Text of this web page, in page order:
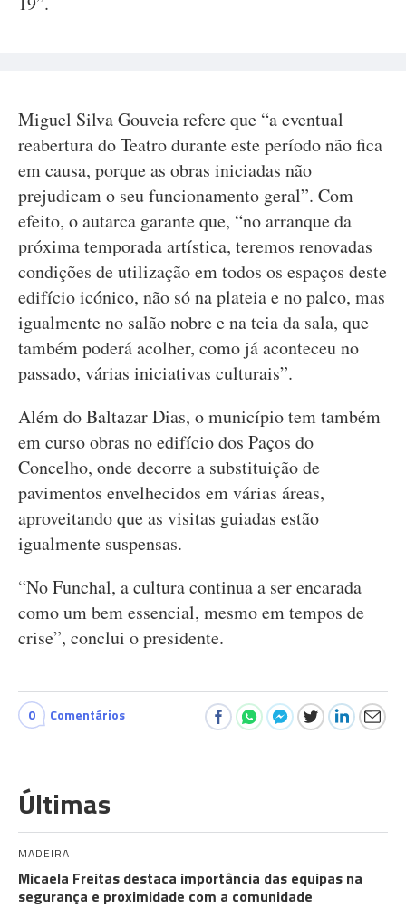
Miguel Silva Gouveia refere que “a eventual
reabertura do Teatro durante este período não fica
em causa, porque as obras iniciadas não
prejudicam o seu funcionamento geral”. Com
efeito, o autarca garante que, “no arranque da
próxima temporada artística, teremos renovadas
condições de utilização em todos os espaços deste
edifício icónico, não só na plateia e no palco, mas
igualmente no salão nobre e na teia da sala, que
também poderá acolher, como já aconteceu no
passado, várias iniciativas culturais”.
Além do Baltazar Dias, o município tem também
em curso obras no edifício dos Paços do
Concelho, onde decorre a substituição de
pavimentos envelhecidos em várias áreas,
aproveitando que as visitas guiadas estão
igualmente suspensas.
“No Funchal, a cultura continua a ser encarada
como um bem essencial, mesmo em tempos de
crise”, conclui o presidente.
0 Comentários
Últimas
MADEIRA
Micaela Freitas destaca importância das equipas na
segurança e proximidade com a comunidade